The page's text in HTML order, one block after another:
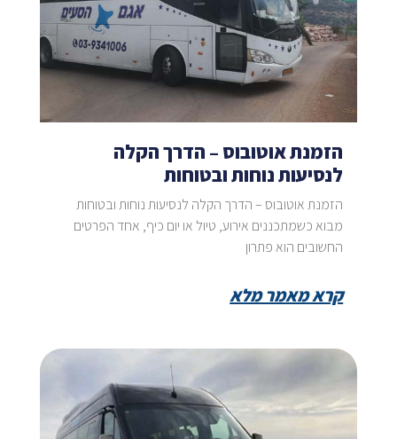
הזמנת אוטובוס – הדרך הקלה
לנסיעות נוחות ובטוחות
הזמנת אוטובוס – הדרך הקלה לנסיעות נוחות ובטוחות
מבוא כשמתכננים אירוע, טיול או יום כיף, אחד הפרטים
החשובים הוא פתרון
קרא מאמר מלא